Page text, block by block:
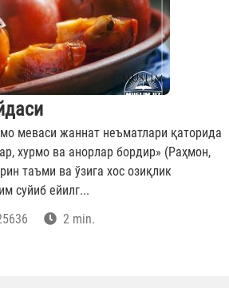
меваси жаннат неъматлари қаторида
хурмо ва анорлар бордир» (Раҳмон,
таъми ва ўзига хос озиқлик
суйиб ейилг...
2 min.